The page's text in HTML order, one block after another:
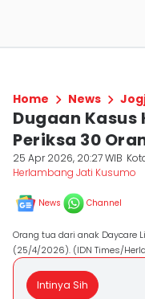
Home News
Dugaan Kasus
Periksa 30
25 Apr 2026, 20:27 WIB
Herlambang Jati Kusumo
News Channel
Orang tua dari anak Daycare
(25/4/2026). (IDN Times/
Intinya Sih